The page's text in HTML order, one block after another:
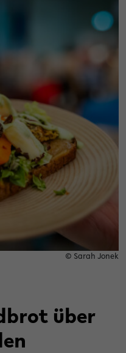
© Sarah Jonek
über